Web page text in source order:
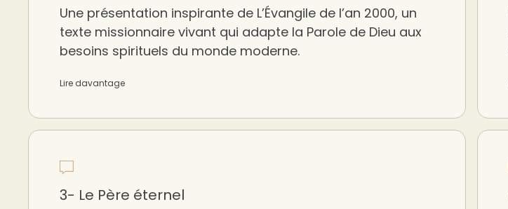
Une présentation inspirante de L’Évangile de l’an 2000, un
texte missionnaire vivant qui adapte la Parole de Dieu aux
besoins spirituels du monde moderne.
Lire davantage
3- Le Père éternel